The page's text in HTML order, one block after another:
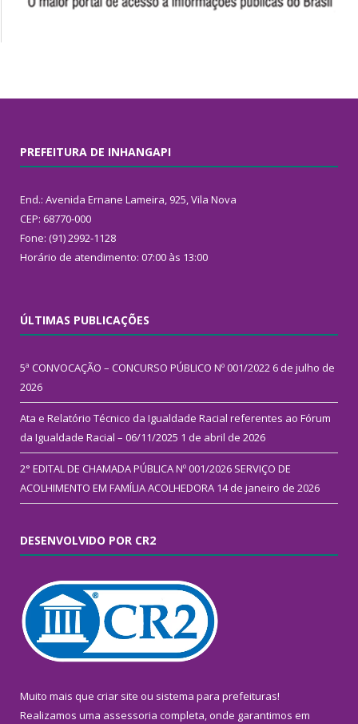
PREFEITURA DE INHANGAPI
End.: Avenida Ernane Lameira, 925, Vila Nova
CEP: 68770-000
Fone: (91) 2992-1128
Horário de atendimento: 07:00 às 13:00
ÚLTIMAS PUBLICAÇÕES
5ª CONVOCAÇÃO – CONCURSO PÚBLICO Nº 001/2022 6 de julho de
2026
Ata e Relatório Técnico da Igualdade Racial referentes ao Fórum
da Igualdade Racial – 06/11/2025 1 de abril de 2026
2° EDITAL DE CHAMADA PÚBLICA Nº 001/2026 SERVIÇO DE
ACOLHIMENTO EM FAMÍLIA ACOLHEDORA 14 de janeiro de 2026
DESENVOLVIDO POR CR2
Muito mais que criar site ou sistema para prefeituras!
Realizamos uma assessoria completa, onde garantimos em